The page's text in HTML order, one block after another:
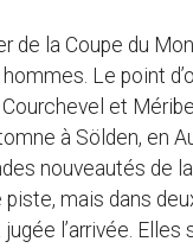
de la Coupe du
Le point
et
à Sölden, en
nouveautés de
mais dans
l’arrivée. Elles